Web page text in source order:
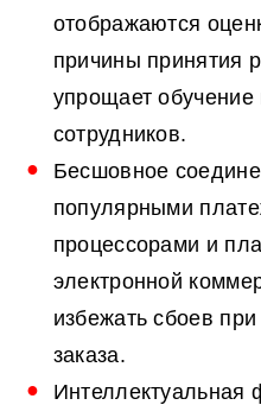
отображаются
причины принятия
упрощает обучение
сотрудников.
Бесшовное
популярными
процессорами и
электронной
избежать сбоев
заказа.
Интеллектуальная